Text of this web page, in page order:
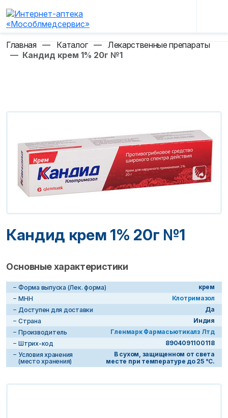
Главная — Каталог — Лекарственные препараты
— Кандид крем 1% 20г №1
Кандид крем 1% 20г №1
Основные характеристики
Форма выпуска (Лек. форма)
крем
МНН
Клотримазол
Доступен для доставки
Да
Страна
Индия
Производитель
Гленмарк Фармасьютикалз Лтд
Штрих-код
8904091100118
Условия хранения
(место хранения)
В сухом, защищенном от света
месте при температуре до 25 °С.